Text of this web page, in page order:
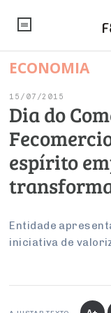
NOTÍCIAS
Editorial
Artigos
Institucional
Debates Fecomercio-
PROJETOS ESPECIAIS:
UM BRASIL
Economia
Pesquisas
Brasil
Internacional
Modernização do
Inteligência Artificial
Legislação
Empresas
Reforma Tributária
Varejo
Sustentabilidade
SINDICATOS
PESQUISAS
FALE CONOSCO
Sobre
CONSELHOS
Conselho de
EMPRESAS
ECONOMIA
15/07/2015
Dia do
espírito
Entidade
iniciativa de